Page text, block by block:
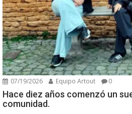
07/19/2026 Equipo Artout 0
Hace diez años comenzó un
comunidad.